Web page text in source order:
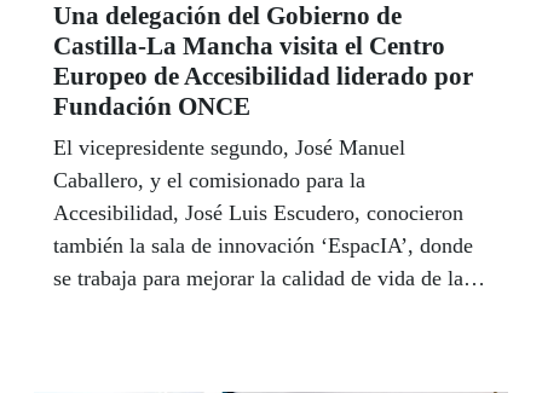
Una delegación del Gobierno de
Castilla-La Mancha visita el Centro
Europeo de Accesibilidad liderado por
Fundación ONCE
El vicepresidente segundo, José Manuel
Caballero, y el comisionado para la
Accesibilidad, José Luis Escudero, conocieron
también la sala de innovación ‘EspacIA’, donde
se trabaja para mejorar la calidad de vida de las